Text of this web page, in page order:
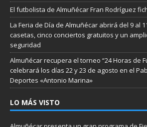
El futbolista de Almuñécar Fran Rodríguez
La Feria de Día de Almuñécar abrirá del 9 al
casetas, cinco conciertos gratuitos y un
seguridad
Almuñécar recupera el torneo “24 Horas de
celebrará los días 22 y 23 de agosto en el
Deportes «Antonio Marina»
LO MÁS VISTO